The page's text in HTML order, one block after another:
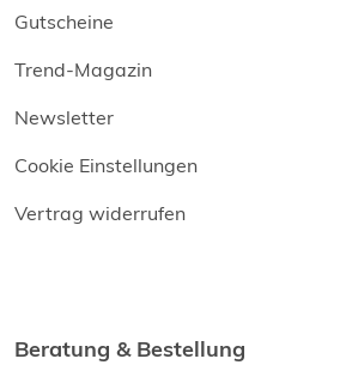
Gutscheine
Trend-Magazin
Newsletter
Cookie Einstellungen
Vertrag widerrufen
Beratung & Bestellung